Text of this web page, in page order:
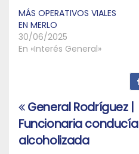
MÁS OPERATIVOS VIALES
EN MERLO
30/06/2025
En «Interés General»
Navegación
de
General Rodríguez |
Funcionaria conducía
alcoholizada